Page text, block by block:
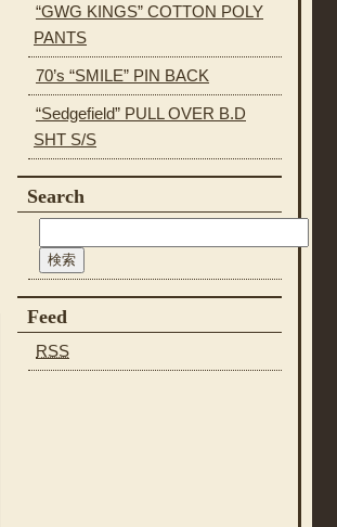
“GWG KINGS” COTTON POLY
PANTS
70’s “SMILE” PIN BACK
“Sedgefield” PULL OVER B.D
SHT S/S
Search
Feed
RSS